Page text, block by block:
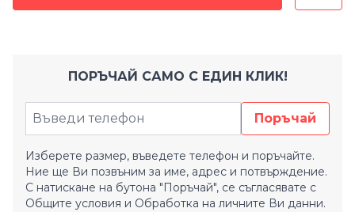
ПОРЪЧАЙ САМО С ЕДИН КЛИК!
Поръчай
Изберете размер, въведете телефон и поръчайте.
Ние ще Ви позвъним за име, адрес и потвърждение.
С натискане на бутона "Поръчай", се съгласявате с
Общите условия и Обработка на личните Ви данни.